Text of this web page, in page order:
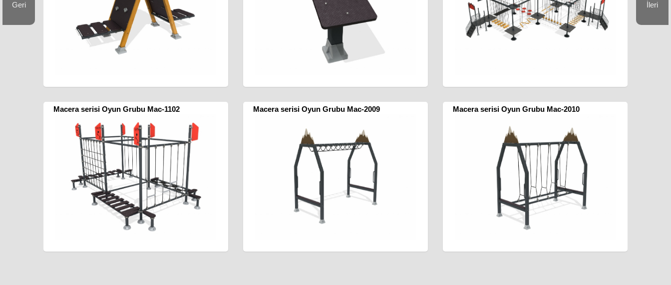
Geri İleri
Macera serisi Oyun Grubu Mac-1102 Macera serisi Oyun Grubu Mac-2009 Macera serisi Oyun Grubu Mac-2010